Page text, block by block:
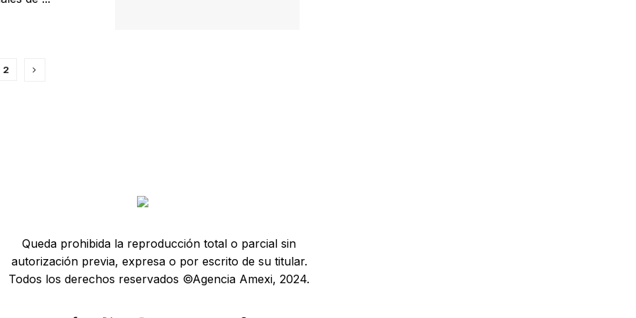
2
Queda prohibida la reproducción total o parcial sin
autorización previa, expresa o por escrito de su titular.
Todos los derechos reservados ©Agencia Amexi, 2024.